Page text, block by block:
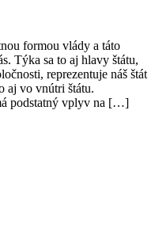
formou vlády a táto
Týka sa to aj hlavy štátu,
reprezentuje náš štát
aj vo vnútri štátu.
podstatný vplyv na […]